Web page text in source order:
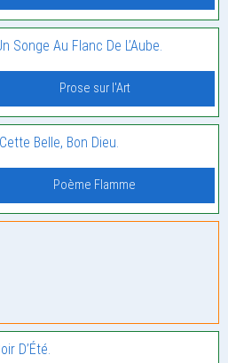
Songe Au Flanc De L’Aube.
Prose sur l'Art
Belle, Bon Dieu.
Poème Flamme
D’Été.